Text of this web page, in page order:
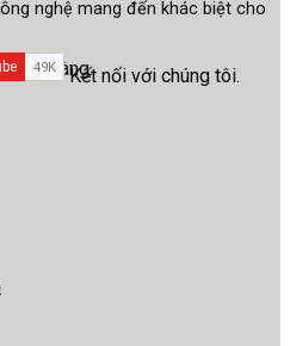
giỏ hàng.
nghệ mang đến khác biệt cho
Kết nối với chúng tôi.